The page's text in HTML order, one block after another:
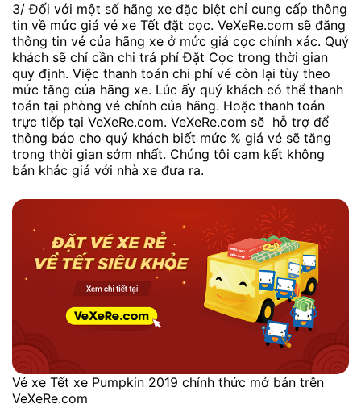
3/ Đối với một số hãng xe đặc biệt chỉ cung cấp thông
tin về mức giá vé xe Tết đặt cọc. VeXeRe.com sẽ đăng
thông tin vé của hãng xe ở mức giá cọc chính xác. Quý
khách sẽ chỉ cần chi trả phí Đặt Cọc trong thời gian
quy định. Việc thanh toán chi phí vé còn lại tùy theo
mức tăng của hãng xe. Lúc ấy quý khách có thể thanh
toán tại phòng vé chính của hãng. Hoặc thanh toán
trực tiếp tại VeXeRe.com. VeXeRe.com sẽ hỗ trợ để
thông báo cho quý khách biết mức % giá vé sẽ tăng
trong thời gian sớm nhất. Chúng tôi cam kết không
bán khác giá với nhà xe đưa ra.
Vé xe Tết xe Pumpkin 2019 chính thức mở bán trên
VeXeRe.com